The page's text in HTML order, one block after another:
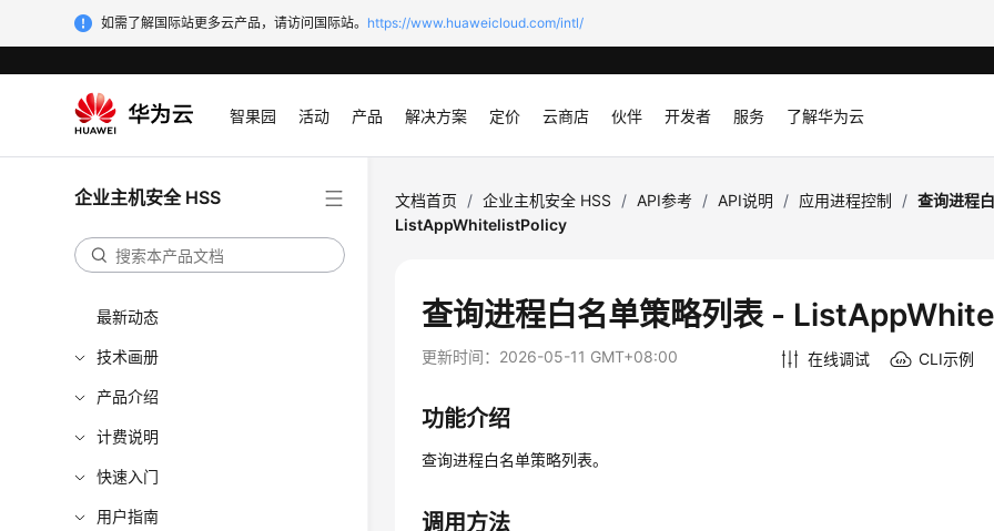
如需了解国际站更多云产品，请访问国际站。 https://www.huaweicloud.com/intl/
智果园 活动 产品 解决方案 定价 云商店 伙伴 开发者 服务 了解华为云
企业主机安全 HSS
最新动态
技术画册
产品介绍
计费说明
快速入门
用户指南
文档首页 / 企业主机安全 HSS / API参考 / API说明 / 应用进程控制 / 查询进程
ListAppWhitelistPolicy
查询进程白名单策略列表 -
更新时间： 2026-05-11 GMT+08:00 在线调试 CLI示例
功能介绍
查询进程白名单策略列表。
调用方法